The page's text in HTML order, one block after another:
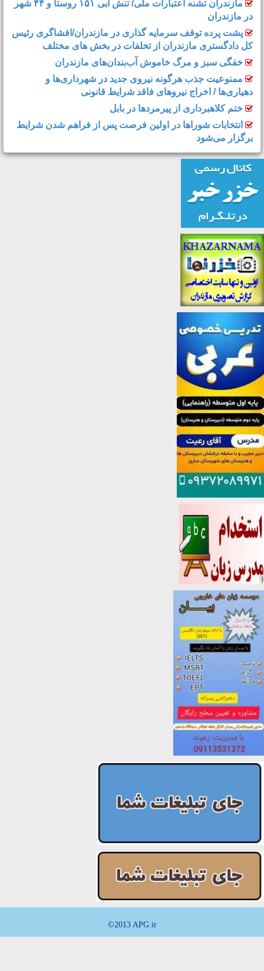
15 تیر کل کشور تعطیل شد
در مازندران
پشت پرده توقف سرمایه گذاری در مازندران/افشاگری رئیس
کل دادگستری مازندران از تخلفات در بخش های مختلف
خفگی سبز و مرگ خاموش آب‌بندان‌های مازندران
ممنوعیت جذب هرگونه نیروی جدید در شهرداری‌ها و
دهیاری‌ها / اخراج نیروهای فاقد شرایط قانونی
ختم کلاهبرداری از پیرمردها در بابل
انتخابات شوراها در اولین فرصت پس از فراهم شدن شرایط
برگزار می‌شود